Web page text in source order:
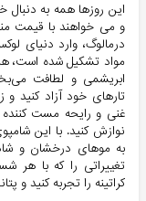
این روزها همه به دنبال
و می خواهند با قیمت
درمالوگ، وارد دنیای
مواد تشکیل شده است،
ابریشمی و لطافت
تارهای خود آزاد کنید و
غنی و رایحه مست کننده
نوازش کنید. با این
به موهای درخشان و
تغییراتی را که با هر
کراتینه را تجربه کنید و